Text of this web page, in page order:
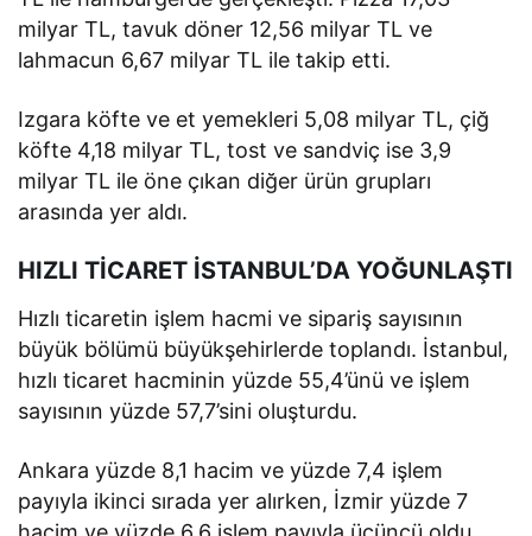
milyar TL, tavuk döner 12,56 milyar TL ve
lahmacun 6,67 milyar TL ile takip etti.
Izgara köfte ve et yemekleri 5,08 milyar TL, çiğ
köfte 4,18 milyar TL, tost ve sandviç ise 3,9
milyar TL ile öne çıkan diğer ürün grupları
arasında yer aldı.
HIZLI TİCARET İSTANBUL’DA YOĞUNLAŞTI
Hızlı ticaretin işlem hacmi ve sipariş sayısının
büyük bölümü büyükşehirlerde toplandı. İstanbul,
hızlı ticaret hacminin yüzde 55,4’ünü ve işlem
sayısının yüzde 57,7’sini oluşturdu.
Ankara yüzde 8,1 hacim ve yüzde 7,4 işlem
payıyla ikinci sırada yer alırken, İzmir yüzde 7